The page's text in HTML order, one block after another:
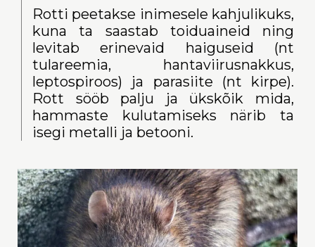
Rotti peetakse inimesele kahjulikuks,
kuna ta saastab toiduaineid ning
levitab erinevaid haiguseid (nt
tulareemia, hantaviirusnakkus,
leptospiroos) ja parasiite (nt kirpe).
Rott sööb palju ja ükskõik mida,
hammaste kulutamiseks närib ta
isegi metalli ja betooni.